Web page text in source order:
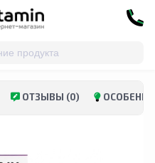
и натуральные средства
ОТЗЫВЫ (0)